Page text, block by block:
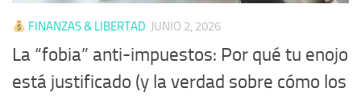
FINANZAS & LIBERTAD JUNIO 2, 2026
La “fobia” anti-impuestos: Por qué tu enojo
está justificado (y la verdad sobre cómo los